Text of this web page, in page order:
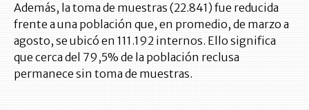
Además, la toma de muestras (22.841) fue reducida
frente a una población que, en promedio, de marzo a
agosto, se ubicó en 111.192 internos. Ello significa
que cerca del 79,5% de la población reclusa
permanece sin toma de muestras.